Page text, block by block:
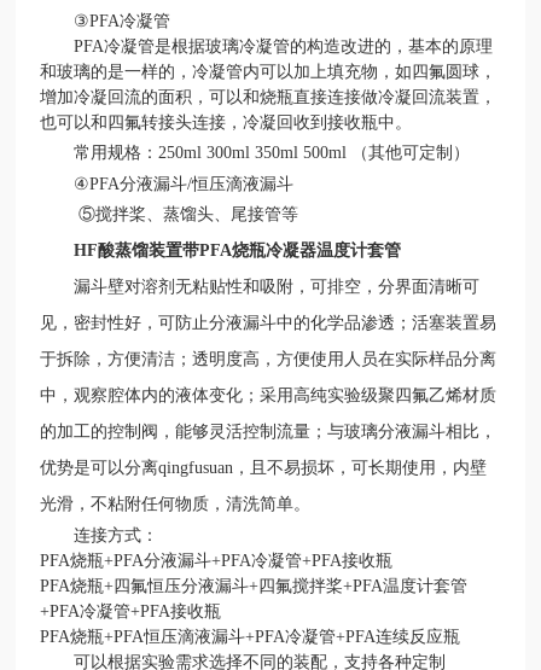
③PFA冷凝管
PFA冷凝管是根据玻璃冷凝管的构造改进的，基本的原理
和玻璃的是一样的，冷凝管内可以加上填充物，如四氟圆球，
增加冷凝回流的面积，可以和烧瓶直接连接做冷凝回流装置，
也可以和四氟转接头连接，冷凝回收到接收瓶中。
常用规格： 250ml 300ml 350ml 500ml （其他可定制）
④PFA分液漏斗/恒压滴液漏斗
⑤搅拌桨、蒸馏头、尾接管等
HF酸蒸馏装置带PFA烧瓶冷凝器温度计套管
漏斗壁对溶剂无粘贴性和吸附，可排空，分界面清晰可
见，密封性好，可防止分液漏斗中的化学品渗透；活塞装置易
于拆除，方便清洁；透明度高，方便使用人员在实际样品分离
中，观察腔体内的液体变化；采用高纯实验级聚四氟乙烯材质
的加工的控制阀，能够灵活控制流量；与玻璃分液漏斗相比，
优势是可以分离qingfusuan，且不易损坏，可长期使用，内壁
光滑，不粘附任何物质，清洗简单。
连接方式：
PFA烧瓶+PFA分液漏斗+PFA冷凝管+PFA接收瓶
PFA烧瓶+四氟恒压分液漏斗+四氟搅拌桨+PFA温度计套管
+PFA冷凝管+PFA接收瓶
PFA烧瓶+PFA恒压滴液漏斗+PFA冷凝管+PFA连续反应瓶
可以根据实验需求选择不同的装配，支持各种定制